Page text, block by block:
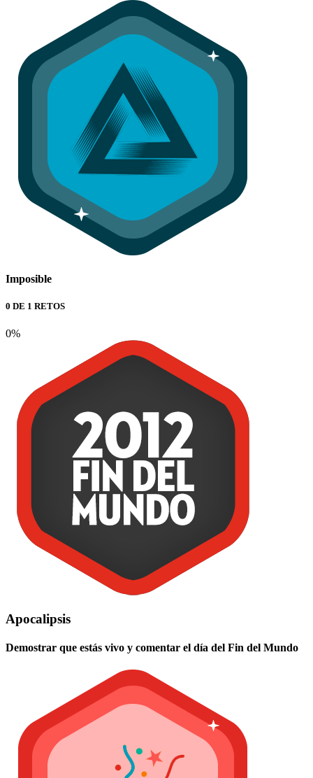
Imposible
0 DE 1 RETOS
0%
Apocalipsis
Demostrar que estás vivo y comentar el día del Fin del Mundo